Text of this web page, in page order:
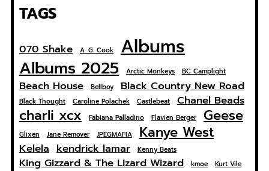
TAGS
070 Shake A. G. Cook Albums
Albums 2025 Arctic Monkeys BC Camplight
Beach House Bellboy Black Country New Road
Black Thought Caroline Polachek Castlebeat Chanel Beads
charli xcx Fabiana Palladino Flavien Berger Geese
Glixen Jane Remover JPEGMAFIA Kanye West
Kelela kendrick lamar Kenny Beats
King Gizzard & The Lizard Wizard kmoe
Kurt Vile